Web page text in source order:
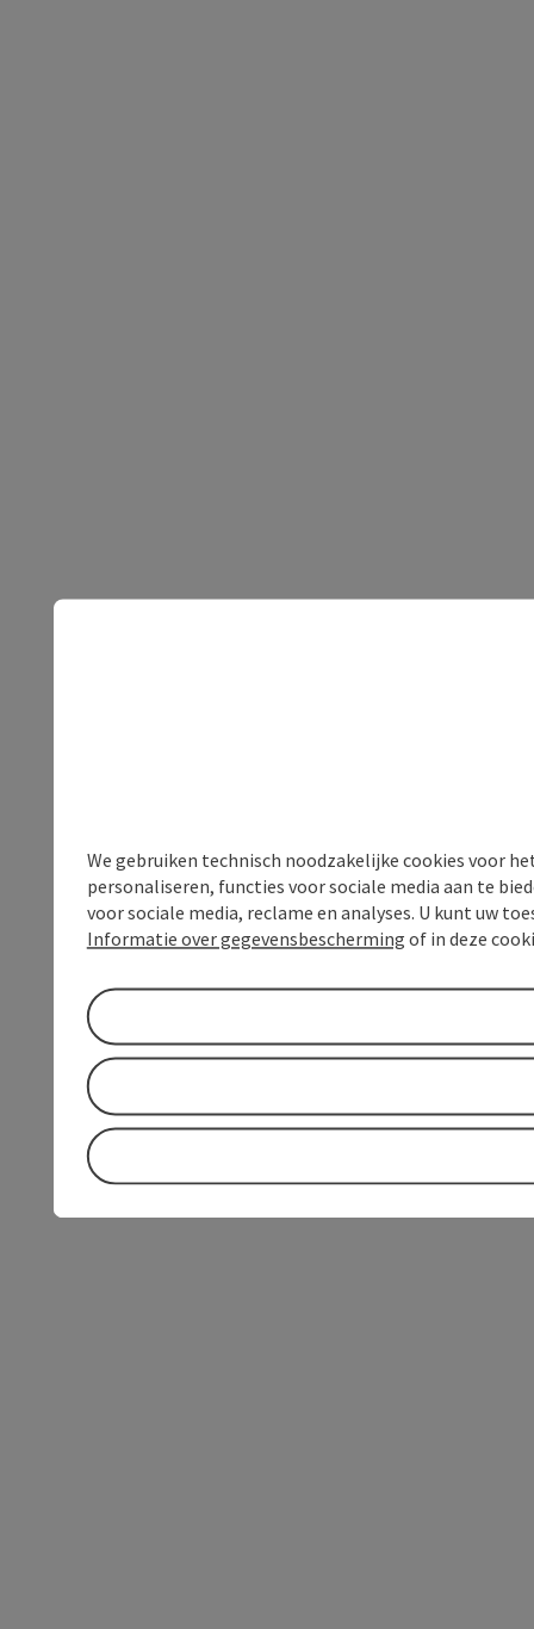
We gebruiken technisch noodzakelijke cookies voor
personaliseren, functies voor sociale media aan te
voor sociale media, reclame en analyses. U kunt uw
Informatie over gegevensbescherming of in deze